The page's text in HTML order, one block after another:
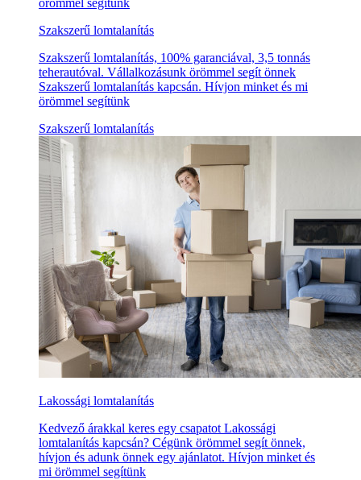
örömmel segítünk
Szakszerű lomtalanítás
Szakszerű lomtalanítás, 100% garanciával, 3,5 tonnás
teherautóval. Vállalkozásunk örömmel segít önnek
Szakszerű lomtalanítás kapcsán. Hívjon minket és mi
örömmel segítünk
Szakszerű lomtalanítás
Lakossági lomtalanítás
Kedvező árakkal keres egy csapatot Lakossági
lomtalanítás kapcsán? Cégünk örömmel segít önnek,
hívjon és adunk önnek egy ajánlatot. Hívjon minket és
mi örömmel segítünk